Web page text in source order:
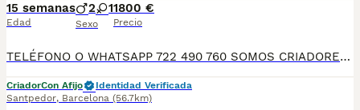
15 semanas
Edad
2 1
Sexo
1800 €
Precio
TELÉFONO O WHATSAPP 722 490 760 SOMOS CRIADORES DIRECTOS SIN INTERMEDIARIOS! MÁS DE 20 AÑOS EN EL SECTOR NOS AVALAN, VALORANDO TANTO LA CRIA RESPONSABLE COMO TAMBIÉN LA SELECCIÓN PARA MEJORAR LA RAZA DURANTE TODOS ESTOS AÑOS. NUESTROS CACHORROS SE ENTREGAN PREVIAMENTE REVISADOS POR NUESTRO VETERINARIO PROFESIONAL Y BAJO LOS MAS ESTRICTOS CONTROLES DE SALUD, HACEMOS HINCAPIÉ EN SU SOCIABILIZACIÓN PARA SU CORRECTO DESARROLLO NEUROLOGICO! Y OS ASESORAMOS ANTES DURANTE Y DESPUES DE LA ENTREGA PARA QUE TODO SEA LO MAS AFABLE Y FACIL POSIBLE DURANTE LA ADAPTACION! NUESTROS BEBES SE ENTREGAN A PARTIR DE LOS DOS MESES CON SUS VACUNAS AL DIA, DESPARASITADOS Y CON GARANTIAS DE SALUD, MICROCHIP Y CARTILLA DE VACUNACION! SI BUSCAS UN COMPAÑERO SANO Y EQUILIBRADO ESTE ES EL LUGAR, TE ASESORAREMOS DURANTE TODO EL PROCESO NO DUDES EN CONSULTAR POR NUESTROS PEQUES AL 722 490 760
CriadorCon Afijo
Identidad Verificada
Santpedor, Barcelona (56.7km)